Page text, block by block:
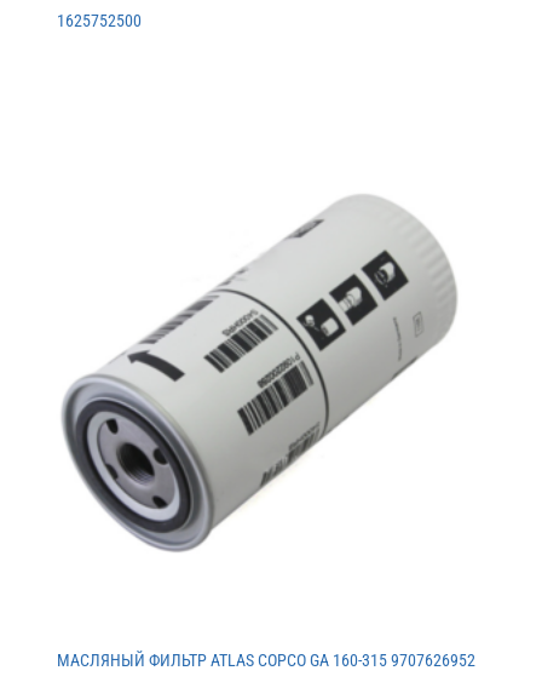
1625752500
МАСЛЯНЫЙ ФИЛЬТР ATLAS COPCO GA 160-315 9707626952